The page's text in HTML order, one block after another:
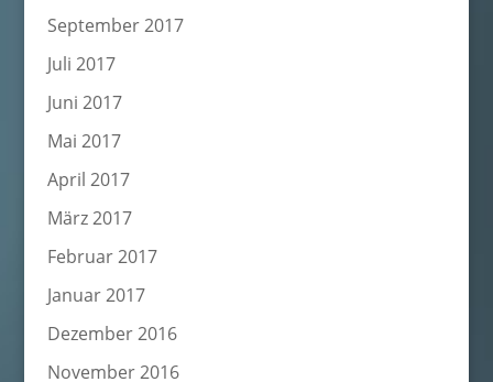
September 2017
Juli 2017
Juni 2017
Mai 2017
April 2017
März 2017
Februar 2017
Januar 2017
Dezember 2016
November 2016